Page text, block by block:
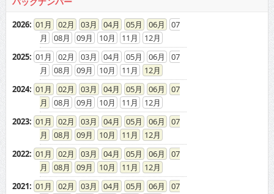
08
2025: 01 02 03 04 05 06
07
08
09 10 11
12
2024: 01 02 03 04 05 06
07
08
09 10 11
12
2023: 01 02 03 04 05 06
07
08
09 10 11
12
2022: 01 02 03 04 05 06
07
08
09 10 11
12
2021: 01 02 03 04 05 06
07
08
09 10 11
12
2020: 01 02 03 04 05 06
07